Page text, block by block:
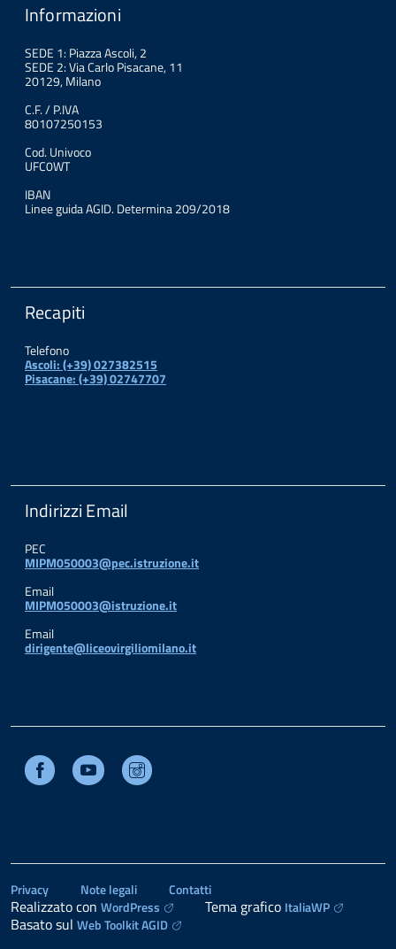
Informazioni
SEDE 1: Piazza Ascoli, 2
SEDE 2: Via Carlo Pisacane, 11
20129, Milano
C.F. / P.IVA
80107250153
Cod. Univoco
UFC0WT
IBAN
Linee guida AGID. Determina 209/2018
Recapiti
Telefono
Ascoli: (+39) 027382515
Pisacane: (+39) 02747707
Indirizzi Email
PEC
MIPM050003@pec.istruzione.it
Email
MIPM050003@istruzione.it
Email
dirigente@liceovirgiliomilano.it
Facebook Youtube
Privacy Note legali Contatti
Realizzato con WordPress Tema grafico ItaliaWP
Basato sul Web Toolkit AGID